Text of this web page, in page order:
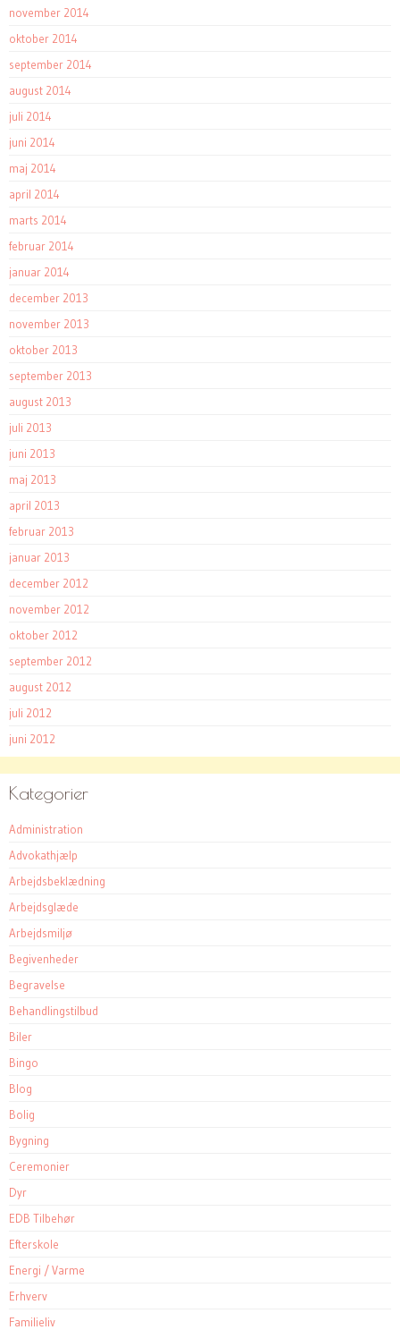
november 2014
oktober 2014
september 2014
august 2014
juli 2014
juni 2014
maj 2014
april 2014
marts 2014
februar 2014
januar 2014
december 2013
november 2013
oktober 2013
september 2013
august 2013
juli 2013
juni 2013
maj 2013
april 2013
februar 2013
januar 2013
december 2012
november 2012
oktober 2012
september 2012
august 2012
juli 2012
juni 2012
Kategorier
Administration
Advokathjælp
Arbejdsbeklædning
Arbejdsglæde
Arbejdsmiljø
Begivenheder
Begravelse
Behandlingstilbud
Biler
Bingo
Blog
Bolig
Bygning
Ceremonier
Dyr
EDB Tilbehør
Efterskole
Energi / Varme
Erhverv
Familieliv